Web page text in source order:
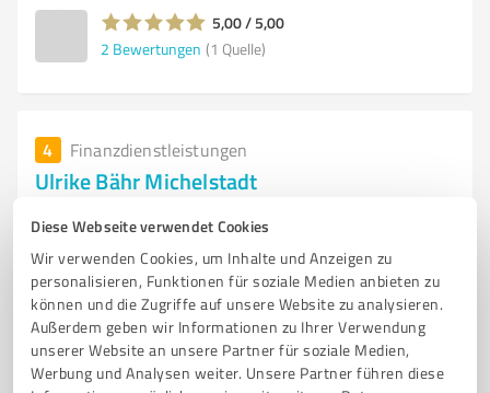
Diese Webseite verwendet Cookies
Wir verwenden Cookies, um Inhalte und Anzeigen zu
personalisieren, Funktionen für soziale Medien anbieten zu
können und die Zugriffe auf unsere Website zu analysieren.
Außerdem geben wir Informationen zu Ihrer Verwendung
unserer Website an unsere Partner für soziale Medien,
Werbung und Analysen weiter. Unsere Partner führen diese
5,00 / 5,00
2 Bewertungen (1 Quelle)
4 Finanzdienstleistungen
Ulrike Bähr Michelstadt
Professionelle Buchhaltungsdienstleistungen in
BUCHHALTUNG FINANZBUCHHALTUNG LOHNBUCHHALTUNG
ESCHWEGE SELBSTÄNDIG BETRIEBSWIRTIN GESCHÄFTSVORFÄLLE
ABRECHNUNG STEUERBERATUNG BÜROSERVICE
UNTERNEHMENSBERATUNG BUCHHALTUNGSDIENSTLEISTUNGEN